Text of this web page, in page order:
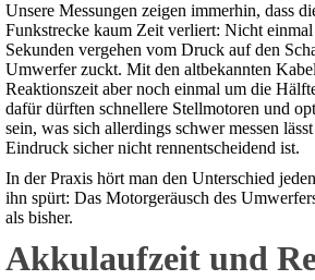
Unsere Messungen zeigen immerhin, dass
Funkstrecke kaum Zeit verliert: Nicht
Sekunden vergehen vom Druck auf den
Umwerfer zuckt. Mit den altbekannten
Reaktionszeit aber noch einmal um die
dafür dürften schnellere Stellmotoren und
sein, was sich allerdings schwer messen
Eindruck sicher nicht rennentscheidend ist.
In der Praxis hört man den Unterschied
ihn spürt: Das Motorgeräusch des
als bisher.
Akkulaufzeit und